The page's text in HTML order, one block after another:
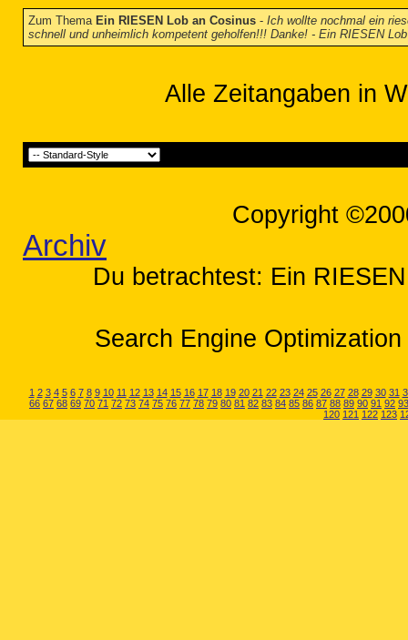
Zum Thema Ein RIESEN Lob an Cosinus - Ich wollte nochmal ein
schnell und unheimlich kompetent geholfen!!! Danke! - Ein RIESEN
Alle Zeitangaben in
Copyright
Archiv
Du betrachtest: Ein
Search Engine
1 2 3 4 5 6 7 8 9 10 11 12 13 14 15 16 17 18 19 20 21 22 23 24 25 26 27 28 29 30 31
66 67 68 69 70 71 72 73 74 75 76 77 78 79 80 81 82 83 84 85 86 87 88 89 90 91 92 93
120 121 122 123